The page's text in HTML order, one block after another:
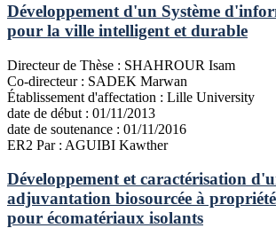
Développement d'un Système
pour la ville intelligent et durable
Directeur de Thèse : SHAHROUR Isam
Co-directeur : SADEK Marwan
Établissement d'affectation : Lille University
date de début : 01/11/2013
date de soutenance : 01/11/2016
ER2 Par : AGUIBI Kawther
Développement et caractérisation
adjuvantation biosourcée à
pour écomatériaux isolants